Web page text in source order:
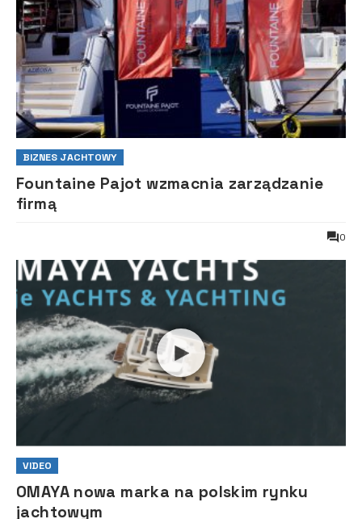
BIZNES JACHTOWY
Fountaine Pajot wzmacnia zarządzanie
firmą
0
VIDEO
OMAYA nowa marka na polskim rynku
jachtowym